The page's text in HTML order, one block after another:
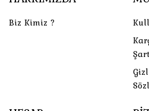
Biz Kimiz ?